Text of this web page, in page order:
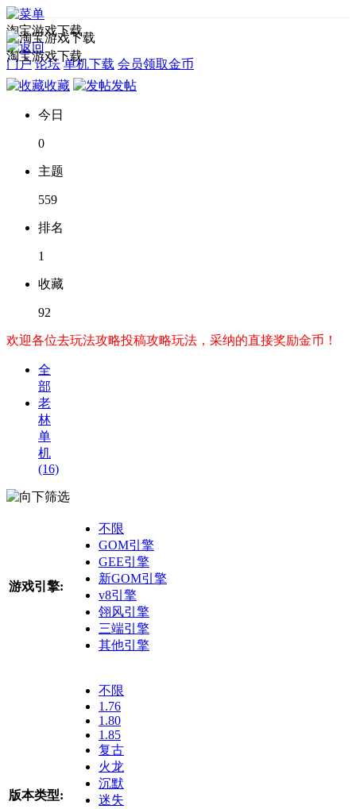
淘宝游戏下载
门户 论坛 单机下载 会员领取金币
淘宝游戏下载
收藏 发帖
今日
0
主题
559
排名
1
收藏
92
欢迎各位去玩法攻略投稿攻略玩法，采纳的直接奖励金币！
全
部
老
林
单
机
(16)
筛选
游戏引擎:
不限
GOM引擎
GEE引擎
新GOM引擎
v8引擎
翎风引擎
三端引擎
其他引擎
版本类型:
不限
1.76
1.80
1.85
复古
火龙
沉默
迷失